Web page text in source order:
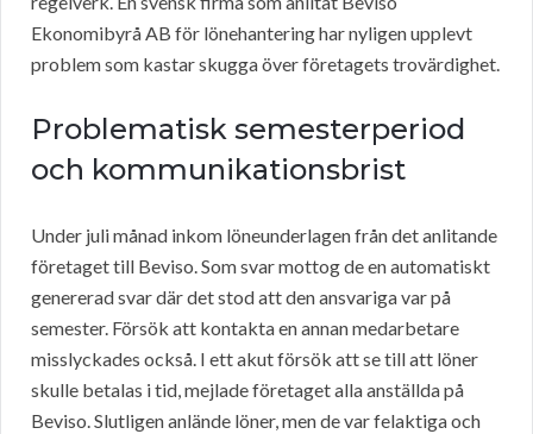
Ekonomibyrå AB för lönehantering har nyligen upplevt
problem som kastar skugga över företagets trovärdighet.
Problematisk semesterperiod
och kommunikationsbrist
Under juli månad inkom löneunderlagen från det anlitande
företaget till Beviso. Som svar mottog de en automatiskt
genererad svar där det stod att den ansvariga var på
semester. Försök att kontakta en annan medarbetare
misslyckades också. I ett akut försök att se till att löner
skulle betalas i tid, mejlade företaget alla anställda på
Beviso. Slutligen anlände löner, men de var felaktiga och